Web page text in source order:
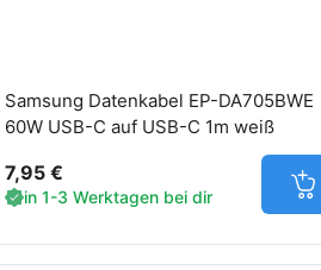
Samsung Datenkabel EP-DA705BWE
60W USB-C auf USB-C 1m weiß
7,95 €
in 1-3 Werktagen bei dir